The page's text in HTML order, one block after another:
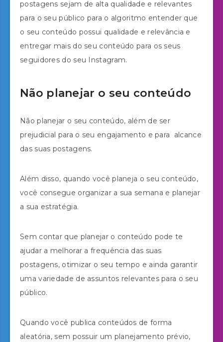
postagens sejam de alta qualidade e relevantes
para o seu público para o algoritmo entender que
o seu conteúdo possui qualidade e relevância e
entregar mais do seu conteúdo para os seus
seguidores do seu Instagram.
Não planejar o seu conteúdo
Não planejar o seu conteúdo, além de ser
prejudicial para o seu engajamento e para alcance
das suas postagens.
Além disso, quando você planeja o seu conteúdo,
você consegue organizar a sua semana e planejar
a sua estratégia.
Sem contar que planejar o conteúdo pode te
ajudar a melhorar a frequência das suas
postagens, otimizar o seu tempo e ainda garantir
uma variedade de assuntos relevantes para o seu
público.
Quando você publica conteúdos de forma
aleatória, sem possuir um planejamento prévio,